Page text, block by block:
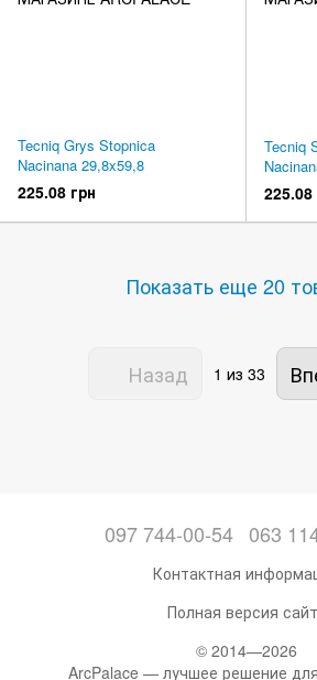
Tecniq Grys Stopnica
Nacinana 29,8x59,8
225.08 грн
Tecniq
225.08
Показать еще 20
Назад 1 из 33
097 744-00-54 063
Контактная
Полная версия
© 2014—2026
ArcPalace — лучшее решение